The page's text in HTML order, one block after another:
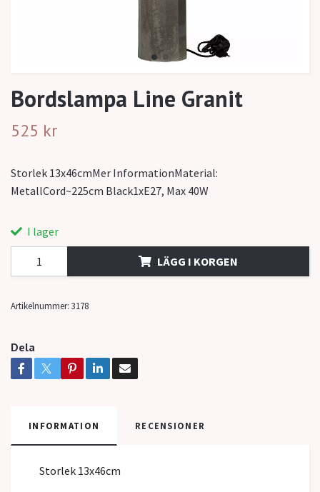
Bordslampa Line Granit
525 kr
Storlek 13x46cmMer InformationMaterial:
MetallCord~225cm Black1xE27, Max 40W
I lager
LÄGG I KORGEN
Artikelnummer: 3178
Dela
INFORMATION RECENSIONER
Storlek 13x46cm